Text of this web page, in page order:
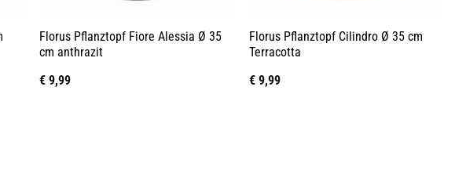
Florus Pflanztopf Fiore Alessia Ø 35
cm anthrazit
€ 9,99
Florus Pflanztopf Cilindro Ø 35 cm
Terracotta
€9,99